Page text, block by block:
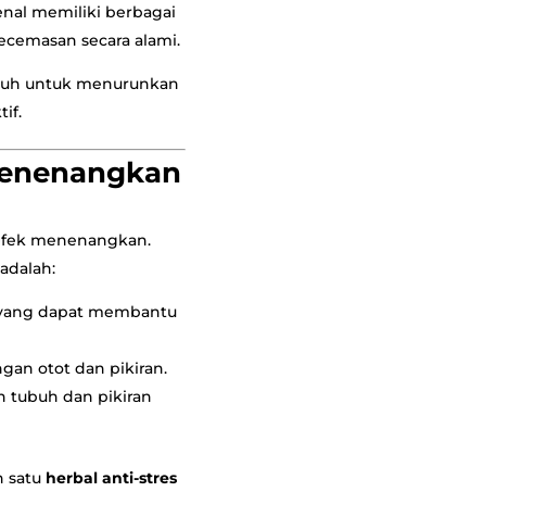
memiliki berbagai
secara alami.
untuk menurunkan
menenangkan.
dapat membantu
otot dan pikiran.
tubuh dan pikiran
satu herbal anti-stres